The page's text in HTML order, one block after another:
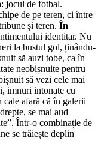
jocul de fotbal.
de pe teren, ci între
și teren. În
identitar. Nu
la bustul gol, ținându-
să auzi tobe, ca în
neobișnuite pentru
să vezi cele mai
imnuri intonate cu
afară că în galerii
se mai aud
Într-o combinație de
se trăiește deplin